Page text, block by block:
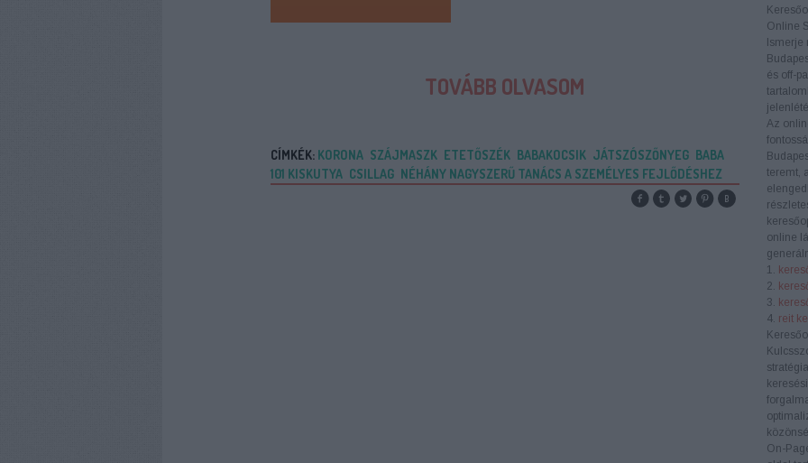
TOVÁBB OLVASOM
CÍMKÉK: KORONA SZÁJMASZK ETETŐSZÉK BABAKOCSIK JÁTSZÓSZŐNYEG BABA
101 KISKUTYA CSILLAG NÉHÁNY NAGYSZERŰ TANÁCS A SZEMÉLYES FEJLŐDÉSHEZ
Online
és off-
Az
teremt,
online
1.
2.
3.
4. reit
On-